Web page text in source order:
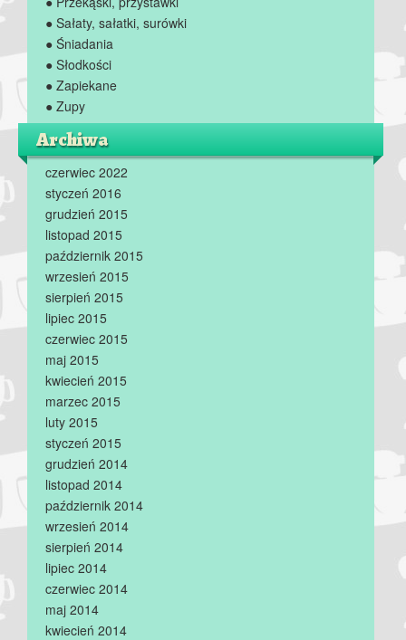
● Sałaty, sałatki, surówki
● Śniadania
● Słodkości
● Zapiekane
● Zupy
Archiwa
czerwiec 2022
styczeń 2016
grudzień 2015
listopad 2015
październik 2015
wrzesień 2015
sierpień 2015
lipiec 2015
czerwiec 2015
maj 2015
kwiecień 2015
marzec 2015
luty 2015
styczeń 2015
grudzień 2014
listopad 2014
październik 2014
wrzesień 2014
sierpień 2014
lipiec 2014
czerwiec 2014
maj 2014
kwiecień 2014